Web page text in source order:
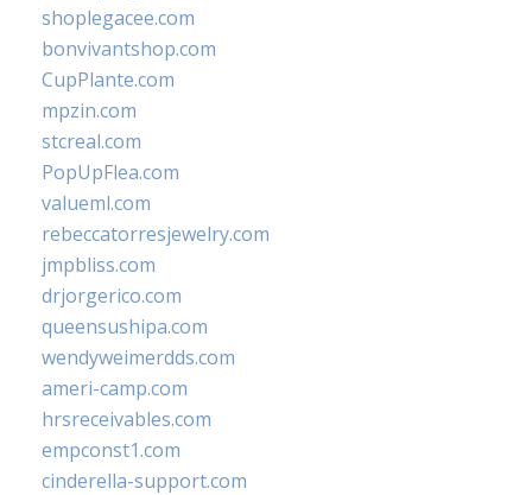
shoplegacee.com
bonvivantshop.com
CupPlante.com
mpzin.com
stcreal.com
PopUpFlea.com
valueml.com
rebeccatorresjewelry.com
jmpbliss.com
drjorgerico.com
queensushipa.com
wendyweimerdds.com
ameri-camp.com
hrsreceivables.com
empconst1.com
cinderella-support.com